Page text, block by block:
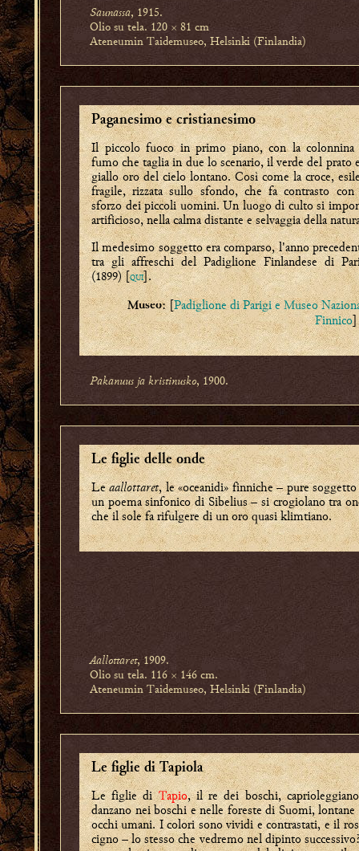
Saunassa, 1915.
Olio su tela. 120 × 81 cm
Ateneumin Taidemuseo, Helsinki (Finlandia)
Paganesimo e cristianesimo
Il piccolo fuoco in primo piano, con la
fumo che taglia in due lo scenario, il verde del prato
giallo oro del cielo lontano. Così come la croce,
fragile, rizzata sullo sfondo, che fa contrasto
sforzo dei piccoli uomini. Un luogo di culto si
artificioso, nella calma distante e selvaggia della
Il medesimo soggetto era comparso, l'anno
tra gli affreschi del Padiglione Finlandese di
(1899) [QUI].
Museo: [Padiglione di Parigi e Museo
Finnico]
Pakanuus ja kristinusko, 1900.
Le figlie delle onde
Leaallottaret, le «oceanidi» finniche – pure
un poema sinfonico di Sibelius – si crogiolano tra
che il sole fa rifulgere di un oro quasi klimtiano.
Aallottaret, 1909.
Olio su tela. 116 × 146 cm.
Ateneumin Taidemuseo, Helsinki (Finlandia)
Le figlie di Tapiola
Le figlie diTapio, il re dei boschi,
danzano nei boschi e nelle foreste di Suomi, lontane
occhi umani. I colori sono vividi e contrastati, e il
cigno – lo stesso che vedremo nel dipinto